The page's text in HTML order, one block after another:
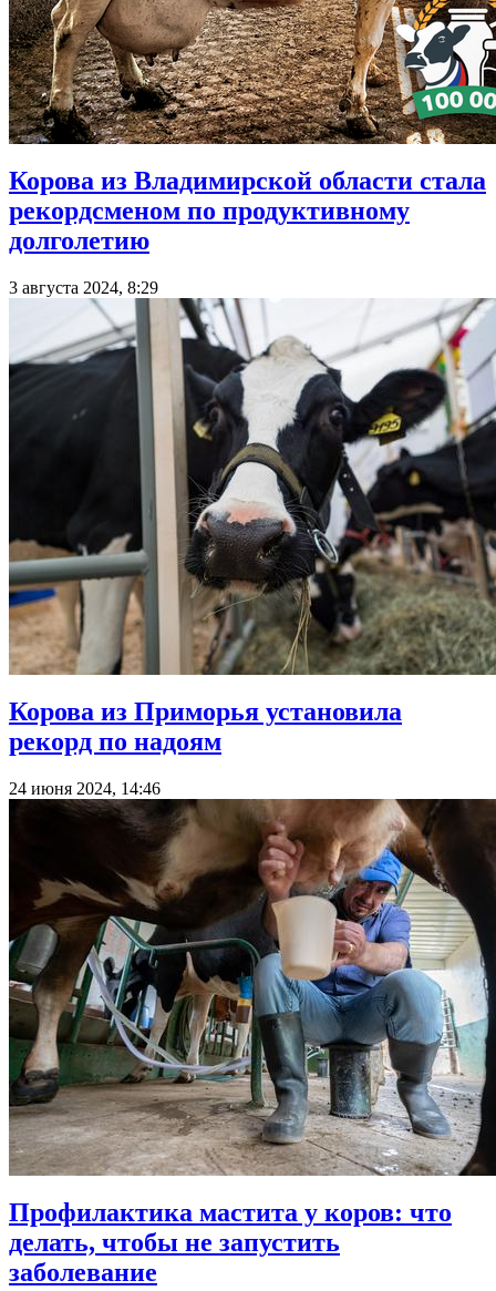
Корова из Владимирской области стала
рекордсменом по продуктивному
долголетию
3 августа 2024, 8:29
Корова из Приморья установила
рекорд по надоям
24 июня 2024, 14:46
Профилактика мастита у коров: что
делать, чтобы не запустить
заболевание